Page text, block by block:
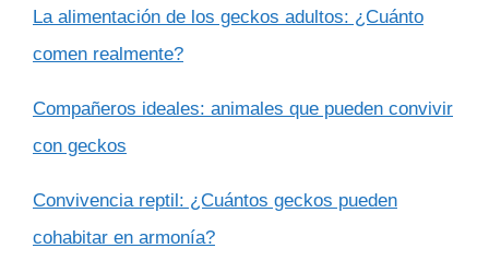
La alimentación de los geckos adultos: ¿Cuánto
comen realmente?
Compañeros ideales: animales que pueden convivir
con geckos
Convivencia reptil: ¿Cuántos geckos pueden
cohabitar en armonía?